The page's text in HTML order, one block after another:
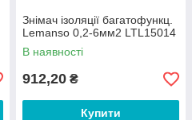
Знімач ізоляції багатофункц.
Lemanso 0,2-6мм2 LTL15014
В наявності
912,20 ₴
Купити